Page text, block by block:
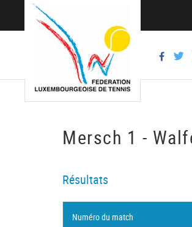
Mersch 1 -
Résultats
Numéro du match